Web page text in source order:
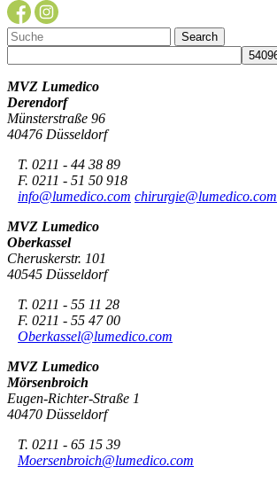
MVZ Lumedico
Derendorf
Münsterstraße 96
40476 Düsseldorf
T. 0211 - 44 38 89
F. 0211 - 51 50 918
info@lumedico.com chirurgie@lumedico.com
MVZ Lumedico
Oberkassel
Cheruskerstr. 101
40545 Düsseldorf
T. 0211 - 55 11 28
F. 0211 - 55 47 00
Oberkassel@lumedico.com
MVZ Lumedico
Mörsenbroich
Eugen-Richter-Straße 1
40470 Düsseldorf
T. 0211 - 65 15 39
Moersenbroich@lumedico.com